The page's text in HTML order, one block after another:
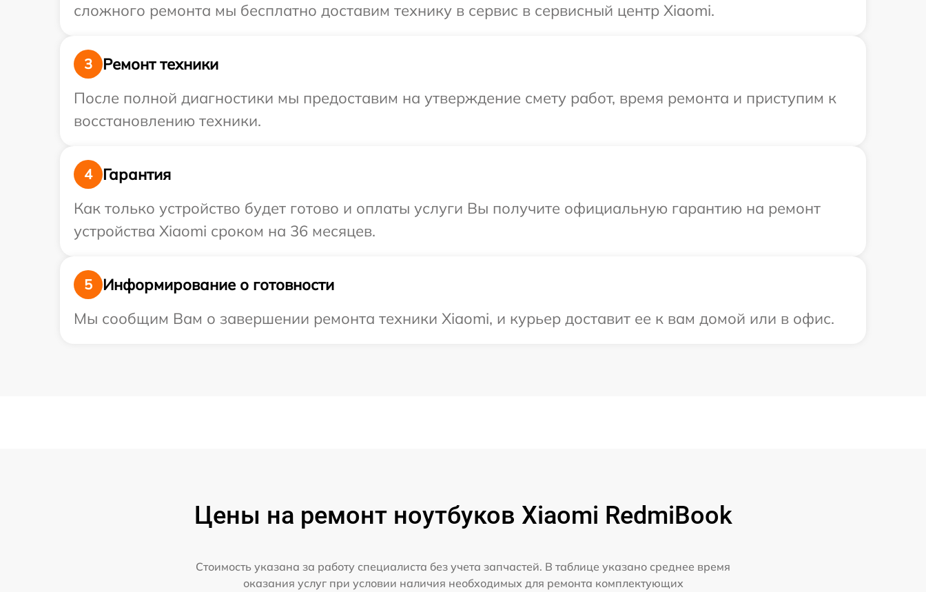
сложного ремонта мы бесплатно доставим технику в сервис в сервисный центр Xiaomi.
3
Ремонт техники
После полной диагностики мы предоставим на утверждение смету работ, время ремонта и приступим к
восстановлению техники.
4
Гарантия
Как только устройство будет готово и оплаты услуги Вы получите официальную гарантию на ремонт
устройства Xiaomi сроком на 36 месяцев.
5
Информирование о готовности
Мы сообщим Вам о завершении ремонта техники Xiaomi, и курьер доставит ее к вам домой или в офис.
Цены на ремонт ноутбуков Xiaomi RedmiBook
Стоимость указана за работу специалиста без учета запчастей. В таблице указано среднее время
оказания услуг при условии наличия необходимых для ремонта комплектующих